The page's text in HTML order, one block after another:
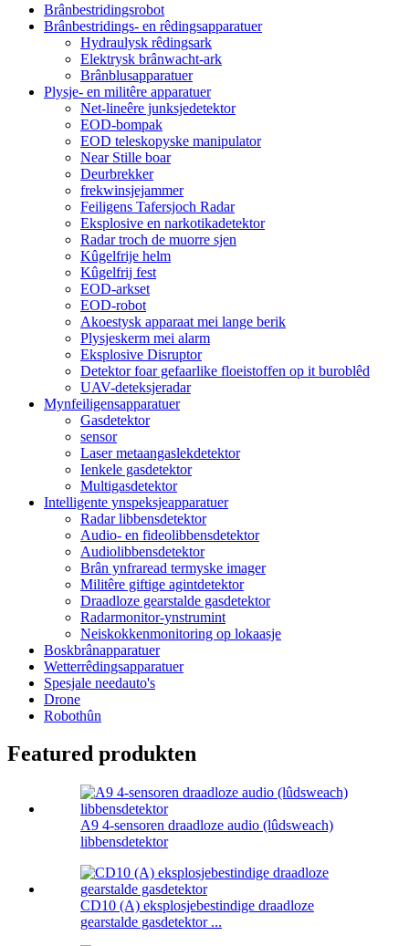
Brânbestridingsrobot
Brânbestridings- en rêdingsapparatuer
Hydraulysk rêdingsark
Elektrysk brânwacht-ark
Brânblusapparatuer
Plysje- en militêre apparatuer
Net-lineêre junksjedetektor
EOD-bompak
EOD teleskopyske manipulator
Near Stille boar
Deurbrekker
frekwinsjejammer
Feiligens Tafersjoch Radar
Eksplosive en narkotikadetektor
Radar troch de muorre sjen
Kûgelfrije helm
Kûgelfrij fest
EOD-arkset
EOD-robot
Akoestysk apparaat mei lange berik
Plysjeskerm mei alarm
Eksplosive Disruptor
Detektor foar gefaarlike floeistoffen op it buroblêd
UAV-deteksjeradar
Mynfeiligensapparatuer
Gasdetektor
sensor
Laser metaangaslekdetektor
Ienkele gasdetektor
Multigasdetektor
Intelligente ynspeksjeapparatuer
Radar libbensdetektor
Audio- en fideolibbensdetektor
Audiolibbensdetektor
Brân ynfraread termyske imager
Militêre giftige agintdetektor
Draadloze gearstalde gasdetektor
Radarmonitor-ynstrumint
Neiskokkenmonitoring op lokaasje
Boskbrânapparatuer
Wetterrêdingsapparatuer
Spesjale needauto's
Drone
Robothûn
Featured produkten
A9 4-sensoren draadloze audio (lûdsweach)
libbensdetektor
CD10 (A) eksplosjebestindige draadloze
gearstalde gasdetektor ...